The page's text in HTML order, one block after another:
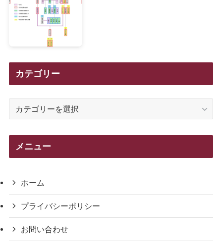
カテゴリー
メニュー
ホーム
プライバシーポリシー
お問い合わせ